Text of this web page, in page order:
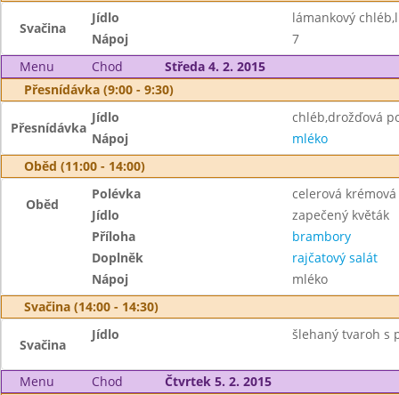
Svačina
Jídlo
lámankový
Nápoj
7
Menu
Chod
Středa 4. 2. 2015
Přesnídávka (9:00 - 9:30)
Přesnídávka
Jídlo
chléb,drožďová
Nápoj
mléko
Oběd (11:00 - 14:00)
Oběd
Polévka
celerová
Jídlo
zapečený květák
Příloha
brambory
Doplněk
rajčatový salát
Nápoj
mléko
Svačina (14:00 - 14:30)
Svačina
Jídlo šlehaný tvaroh s
Menu Chod
Čtvrtek 5. 2. 2015